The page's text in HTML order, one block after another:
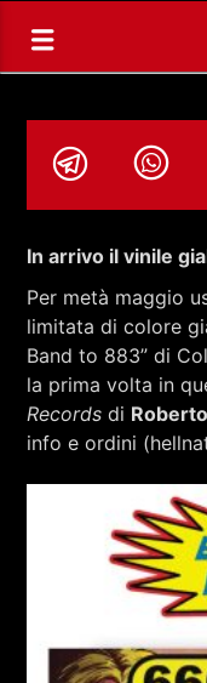
TRACCIA CORRENTE
SELEZIONI
RCA - Radio città
In arrivo il vinile
Per metà maggio
limitata di colore
Band to 883” di
la prima volta in
Records di
info e ordini